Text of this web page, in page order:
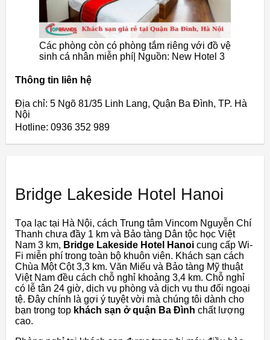
Các phòng còn có phòng tắm riêng với đồ vệ
sinh cá nhân miễn phí| Nguồn: New Hotel 3
Thông tin liên hệ
Địa chỉ: 5 Ngõ 81/35 Linh Lang, Quận Ba Đình, TP. Hà
Nội
Hotline: 0936 352 989
Bridge Lakeside Hotel Hanoi
Tọa lạc tại Hà Nội, cách Trung tâm Vincom Nguyễn Chí
Thanh chưa đầy 1 km và Bảo tàng Dân tộc học Việt
Nam 3 km, Bridge Lakeside Hotel Hanoi cung cấp Wi-
Fi miễn phí trong toàn bộ khuôn viên. Khách sạn cách
Chùa Một Cột 3,3 km. Văn Miếu và Bảo tàng Mỹ thuật
Việt Nam đều cách chỗ nghỉ khoảng 3,4 km. Chỗ nghỉ
có lễ tân 24 giờ, dịch vụ phòng và dịch vụ thu đổi ngoại
tệ. Đây chính là gợi ý tuyệt vời mà chúng tôi dành cho
bạn trong top khách sạn ở quận Ba Đình chất lượng
cao.